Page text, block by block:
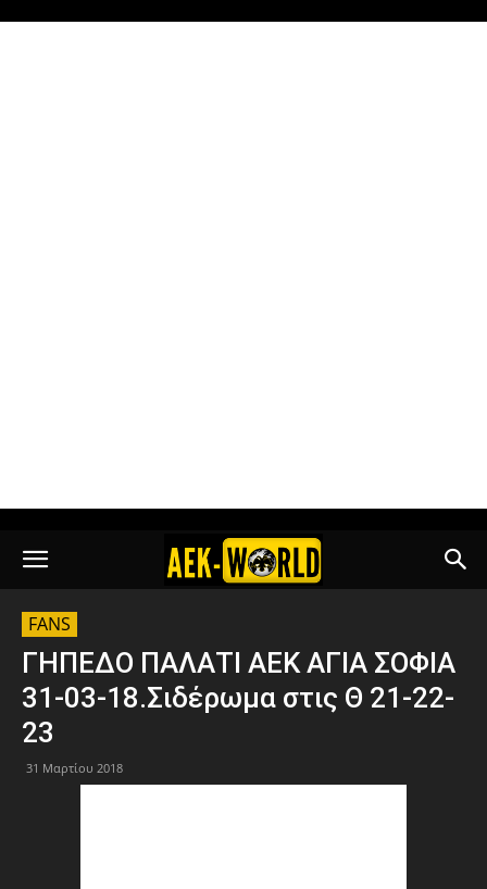
FANS
ΓΗΠΕΔΟ ΠΑΛΑΤΙ ΑΕΚ ΑΓΙΑ ΣΟΦΙΑ
31-03-18.Σιδέρωμα στις Θ 21-22-
23
31 Μαρτίου 2018